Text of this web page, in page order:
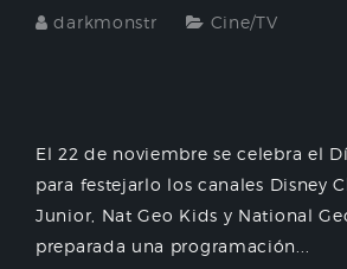
darkmonstr Cine/TV
El 22 de noviembre se celebra el
para festejarlo los canales Disney
Junior, Nat Geo Kids y National
preparada una programación...